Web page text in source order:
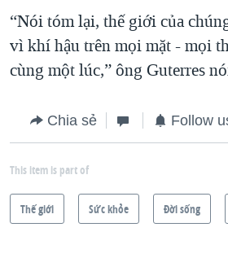
“Nói tóm lại, thế giới của
vì khí hậu trên mọi mặt - mọi
cùng một lúc,” ông Guterres
Chia sẻ Follow
This item is part of
Thế giới Sức khỏe Ðời sống